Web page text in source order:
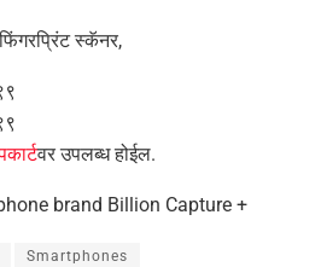
स्कॅनर,
वर उपलब्ध होईल.
brand Billion Capture +
Smartphones